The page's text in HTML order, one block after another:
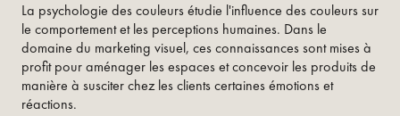
La psychologie des couleurs étudie l'influence des couleurs sur
le comportement et les perceptions humaines. Dans le
domaine du marketing visuel, ces connaissances sont mises à
profit pour aménager les espaces et concevoir les produits de
manière à susciter chez les clients certaines émotions et
réactions.